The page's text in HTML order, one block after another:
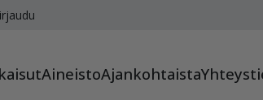
AineistoAjankohtaista